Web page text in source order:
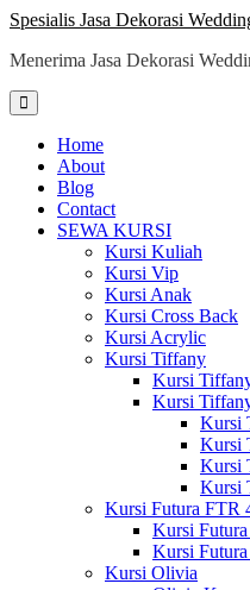
Skip
content
Spesialis Jasa Dekorasi
Menerima Jasa Dekorasi
Home
About
Blog
Contact
SEWA KURSI
Kursi Kuliah
Kursi Vip
Kursi Anak
Kursi Cross Back
Kursi Acrylic
Kursi Tiffany
Kursi
Kursi
Kursi
Kursi
Kursi
Kursi
Kursi Futura FTR
Kursi Futura
Kursi Futura
Kursi Olivia